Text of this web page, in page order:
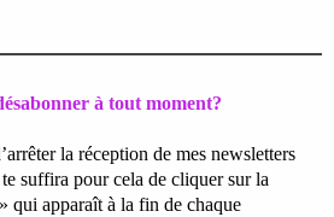
à tout moment?
la réception de mes newsletters
suffira pour cela de cliquer sur la
qui apparaît à la fin de chaque